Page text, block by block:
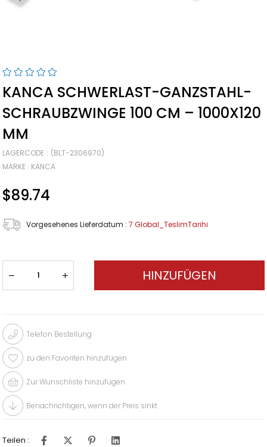
KANCA SCHWERLAST-GANZSTAHL-
SCHRAUBZWINGE 100 CM – 1000X120
MM
LAGERCODE
(BLT-2306970)
MARKE : KANCA
$89.74
Vorgesehenes Lieferdatum : 7 Global_TeslimTarihi
Telefon Bestellung
zu den Favoriten hinzufügen
Zur Wunschliste hinzufügen
Benachrichtigen, wenn der Preis sinkt
Teilen :